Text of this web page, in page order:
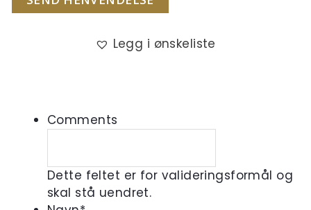
Legg i ønskeliste
Comments
Dette feltet er for valideringsformål og
skal stå uendret.